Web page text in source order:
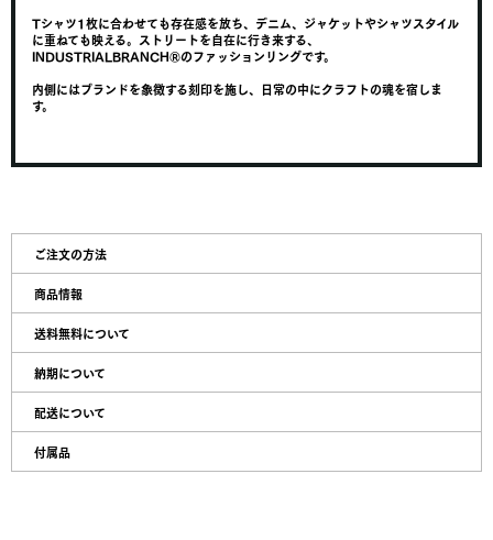
Tシャツ1枚に合わせても存在感を放ち、デニム、ジャケットやシャツスタイル
に重ねても映える。ストリートを自在に行き来する、
INDUSTRIALBRANCH®のファッションリングです。
内側にはブランドを象徴する刻印を施し、日常の中にクラフトの魂を宿しま
す。
ご注文の方法
商品情報
送料無料について
納期について
配送について
付属品